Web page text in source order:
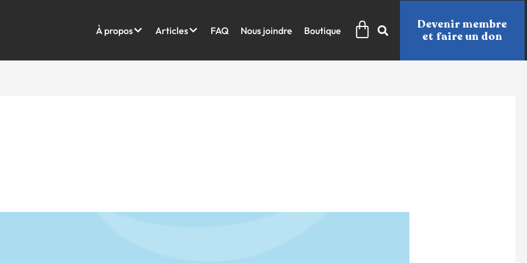
À propos Articles FAQ Nous joindre Boutique Panier
Devenir membre
et faire un don